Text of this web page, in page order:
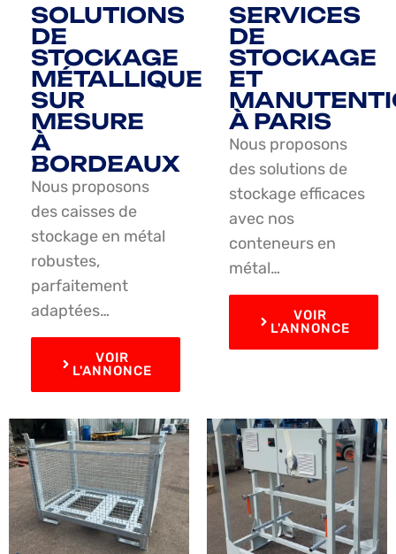
SOLUTIONS
DE
STOCKAGE
MÉTALLIQUE
SUR
MESURE
À
BORDEAUX
Nous proposons
des caisses de
stockage en métal
robustes,
parfaitement
adaptées…
VOIR
L'ANNONCE
SERVICES
DE
STOCKAGE
ET
À PARIS
Nous proposons
des solutions de
stockage efficaces
avec nos
conteneurs en
métal…
VOIR
L'ANNONCE